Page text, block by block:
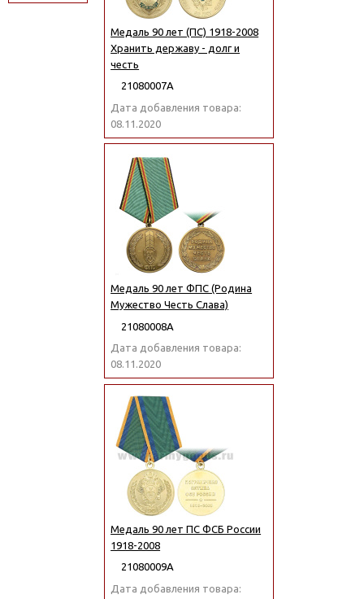
Медаль 90 лет (ПС) 1918-2008
Хранить державу - долг и
честь
21080007А
Дата добавления товара:
08.11.2020
Медаль 90 лет ФПС (Родина
Мужество Честь Слава)
21080008А
Дата добавления товара:
08.11.2020
Медаль 90 лет ПС ФСБ России
1918-2008
21080009А
Дата добавления товара: